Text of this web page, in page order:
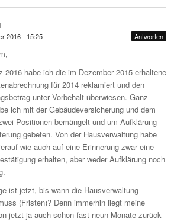
2016 - 15:25 Antworten
2016 habe ich die im Dezember 2015 erhaltene
für 2014 reklamiert und den
unter Vorbehalt überwiesen. Ganz
ich mit der Gebäudeversicherung und dem
Positionen bemängelt und um Aufklärung
gebeten. Von der Hausverwaltung habe
wie auch auf eine Erinnerung zwar eine
erhalten, aber weder Aufklärung noch
ist jetzt, bis wann die Hausverwaltung
(Fristen)? Denn immerhin liegt meine
jetzt ja auch schon fast neun Monate zurück